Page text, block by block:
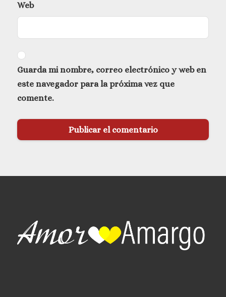
Web
Guarda mi nombre, correo electrónico y web en
este navegador para la próxima vez que
comente.